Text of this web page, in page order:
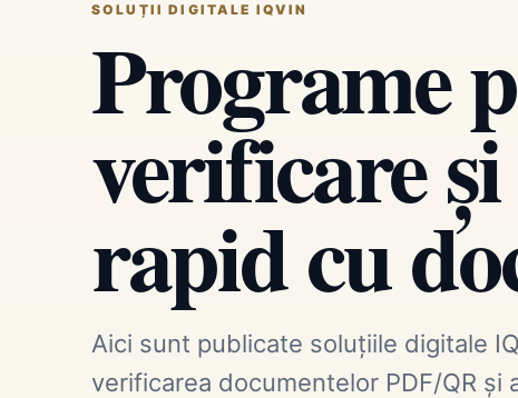
SOLUȚII DIGITALE IQVIN
Programe
verificare
rapid cu
Aici sunt publicate soluțiile digitale
verificarea documentelor PDF/QR și